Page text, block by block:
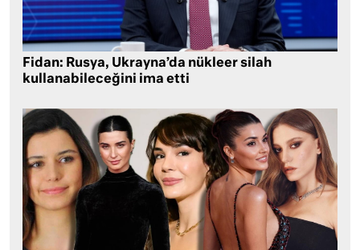
Fidan: Rusya, Ukrayna’da nükleer silah
kullanabileceğini ima etti